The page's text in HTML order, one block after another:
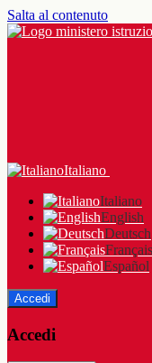
Salta al contenuto
Italiano
Italiano
English
Deutsch
Français
Español
Accedi
Accedi